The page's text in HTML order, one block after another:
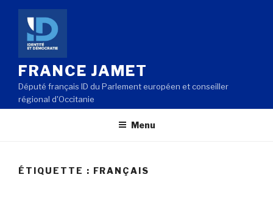
Aller
contenu
principal
FRANCE JAMET
Député français ID du Parlement européen et conseiller
régional d'Occitanie
Menu
ÉTIQUETTE : FRANÇAIS